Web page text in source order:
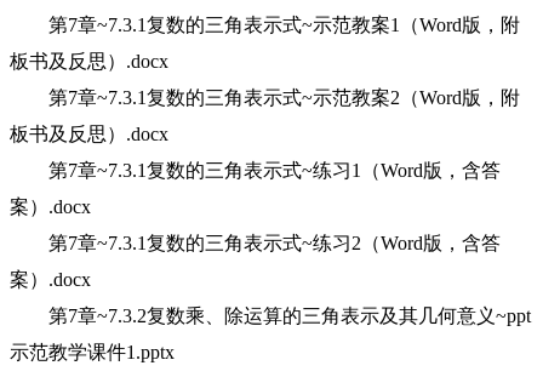
第7章~7.3.1复数的三角表示式~示范教案1（Word版，附
板书及反思）.docx
第7章~7.3.1复数的三角表示式~示范教案2（Word版，附
板书及反思）.docx
第7章~7.3.1复数的三角表示式~练习1（Word版，含答
案）.docx
第7章~7.3.1复数的三角表示式~练习2（Word版，含答
案）.docx
第7章~7.3.2复数乘、除运算的三角表示及其几何意义~ppt
示范教学课件1.pptx